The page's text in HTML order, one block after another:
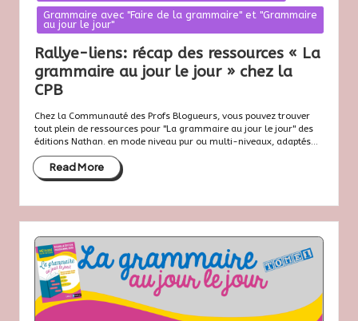
Grammaire avec "Faire de la grammaire" et "Grammaire
au jour le jour"
Rallye-liens: récap des ressources « La
grammaire au jour le jour » chez la
CPB
Chez la Communauté des Profs Blogueurs, vous pouvez trouver
tout plein de ressources pour "La grammaire au jour le jour" des
éditions Nathan. en mode niveau pur ou multi-niveaux, adaptés...
Read More